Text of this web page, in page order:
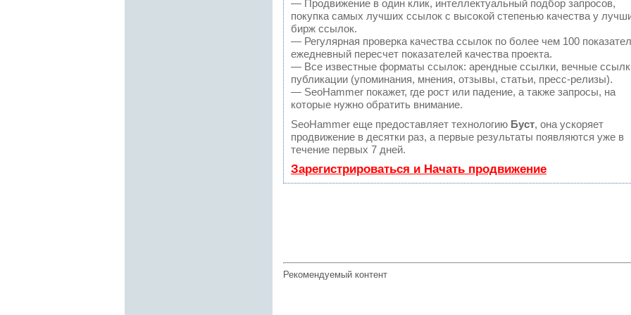
— Продвижение в один клик, интеллектуальный подбор запросов,
покупка самых лучших ссылок с высокой степенью качества у
бирж ссылок.
— Регулярная проверка качества ссылок по более чем 100
ежедневный пересчет показателей качества проекта.
— Все известные форматы ссылок: арендные ссылки, вечные
публикации (упоминания, мнения, отзывы, статьи, пресс-релизы).
— SeoHammer покажет, где рост или падение, а также запросы, на
которые нужно обратить внимание.
SeoHammer еще предоставляет технологию Буст, она ускоряет
продвижение в десятки раз, а первые результаты появляются уже в
течение первых 7 дней.
Зарегистрироваться и Начать продвижение
Рекомендуемый контент